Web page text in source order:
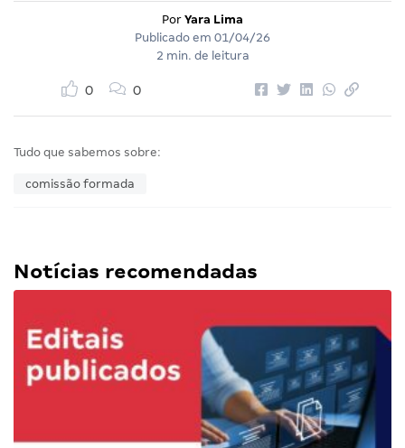
Por Yara Lima
Publicado em 01/04/26
2 min. de leitura
0 0
Tudo que sabemos sobre:
comissão formada
Notícias recomendadas